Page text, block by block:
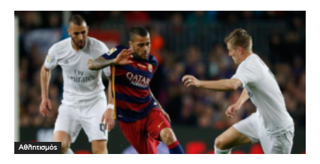
Αθλητισμός